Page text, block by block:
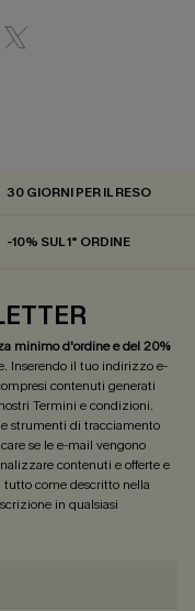
30 GIORNI PER IL RESO
-10% SUL 1° ORDINE
minimo d'ordine e del 20%
Inserendo il tuo indirizzo e-
contenuti generati
Termini e condizioni.
strumenti di tracciamento
se le e-mail vengono
contenuti e offerte e
come descritto nella
in qualsiasi